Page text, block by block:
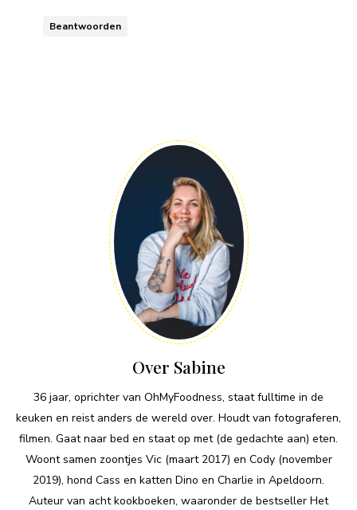
Beantwoorden
Over Sabine
36 jaar, oprichter van OhMyFoodness, staat fulltime in de
keuken en reist anders de wereld over. Houdt van fotograferen,
filmen. Gaat naar bed en staat op met (de gedachte aan) eten.
Woont samen zoontjes Vic (maart 2017) en Cody (november
2019), hond Cass en katten Dino en Charlie in Apeldoorn.
Auteur van acht kookboeken, waaronder de bestseller Het